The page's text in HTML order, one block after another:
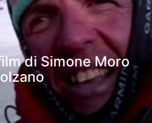
di Simone Moro